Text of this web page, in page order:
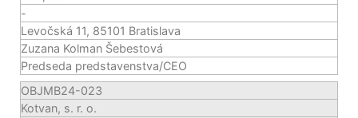
-
Levočská 11, 85101 Bratislava
Zuzana Kolman Šebestová
Predseda predstavenstva/CEO
OBJMB24-023
Kotvan, s. r. o.